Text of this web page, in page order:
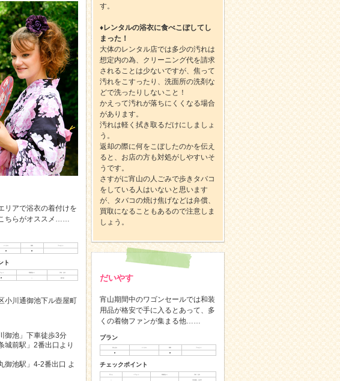
す。
♦レンタルの浴衣に食べこぼしてし
まった！
大体のレンタル店では多少の汚れは
想定内の為、クリーニング代を請求
されることは少ないですが、焦って
汚れをこすったり、洗面所の洗剤な
どで洗ったりしないこと！
かえって汚れが落ちにくくなる場合
があります。
汚れは軽く拭き取るだけにしましょ
う。
返却の際に何をこぼしたのかを伝え
ると、お店の方も対処がしやすいそ
うです。
さすがに宵山の人ごみで歩きタバコ
をしている人はいないと思います
が、タバコの焼け焦げなどは弁償、
買取になることもあるので注意しま
しょう。
リアで浴衣の着付けを
ちらがオススメ……
ト
小川通御池下ル壺屋町
御池」下車徒歩3分
城前駅」2番出口より
御池駅」4-2番出口 よ
だいやす
宵山期間中のワゴンセールでは和装
用品が格安で手に入るとあって、多
くの着物ファンが集まる他……
プラン
チェックポイント